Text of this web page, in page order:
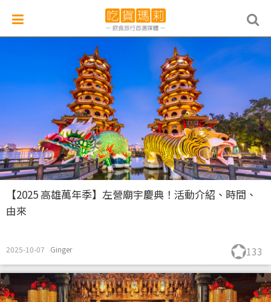
【2025 高雄萬年季】左營廟宇慶典！活動介紹、時間、
由來
2025-10-07 Ginger 133